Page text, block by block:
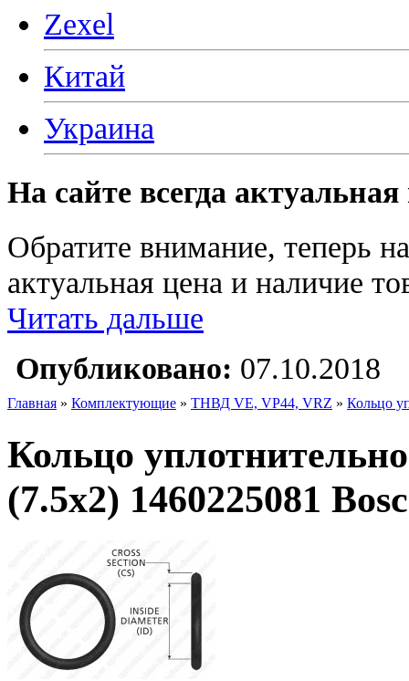
Zexel
Китай
Украина
На сайте всегда
Обратите внимание, теперь
актуальная цена и наличие
Читать дальше
Опубликовано: 07.10.2018
Главная » Комплектующие » ТНВД VE, VP44, VRZ » Кольцо
Кольцо
(7.5х2) 1460225081